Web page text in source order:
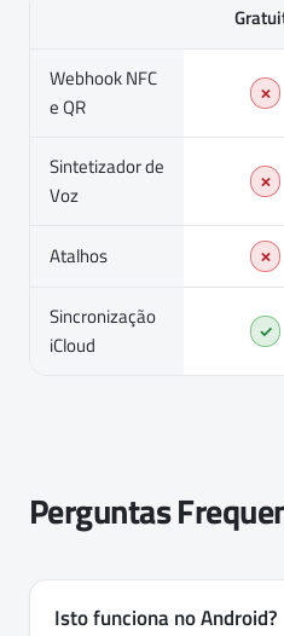
Webhook NFC
e QR
✗
Sintetizador de
Voz
✗
Atalhos ✗
Sincronização
iCloud
✓
Perguntas
Isto funciona no Android?